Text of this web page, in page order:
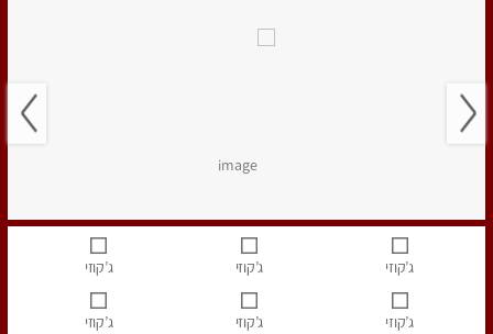
ג’קוזי ג’קוזי ג’קוזי
ג’קוזי ג’קוזי ג’קוזי